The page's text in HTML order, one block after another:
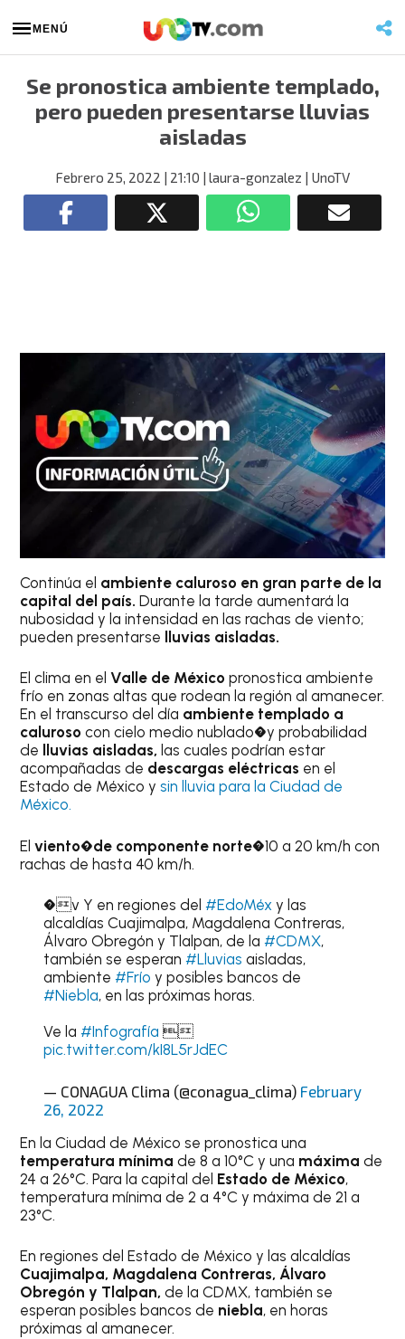
MENÚ
Se pronostica ambiente templado,
pero pueden presentarse lluvias
aisladas
Febrero 25, 2022 | 21:10 | laura-gonzalez | UnoTV
Continúa el ambiente caluroso en gran parte de la
capital del país.Durante la tarde aumentará la
nubosidad y la intensidad en las rachas de viento;
pueden presentarse lluvias aisladas.
El clima en elValle de México pronostica ambiente
frío en zonas altas que rodean la región al amanecer.
En el transcurso del día ambiente templado a
calurosocon cielo medio nublado�y probabilidad
de
lluvias aisladas, las cuales podrían estar
acompañadas de descargas eléctricas en el
Estado de México ysin lluvia para la Ciudad de
México.
Elviento�de componente norte�10 a 20 km/h con
rachas de hasta 40 km/h.
�v Y en regiones del #EdoMéxy las
alcaldías Cuajimalpa, Magdalena Contreras,
Álvaro Obregón y Tlalpan, de la #CDMX,
también se esperan #Lluvias aisladas,
ambiente #Frío y posibles bancos de
#Niebla, en las próximas horas.
Ve la #Infografía 
pic.twitter.com/kI8L5rJdEC
— CONAGUA Clima (@conagua_clima) February
26, 2022
En la Ciudad de México se pronostica una
temperatura mínimade 8 a 10°C y una máxima de
24 a 26°C. Para la capital del Estado de México,
temperatura mínima de 2 a 4°C y máxima de 21 a
23°C.
En regiones del Estado de México y las alcaldías
Cuajimalpa, Magdalena Contreras, Álvaro
Obregón y Tlalpan, de la CDMX, también se
esperan posibles bancos de niebla, en horas
próximas al amanecer.